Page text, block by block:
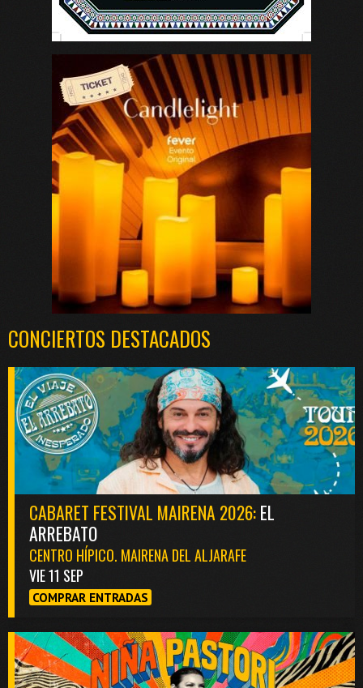
CONCIERTOS DESTACADOS
CABARET FESTIVAL MAIRENA 2026:EL
ARREBATO
CENTRO HÍPICO. MAIRENA DEL ALJARAFE
VIE 11 SEP
COMPRAR ENTRADAS